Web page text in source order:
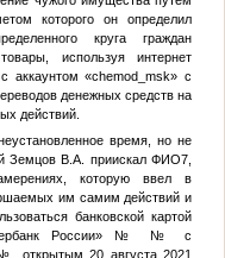
которого он определил
круга граждан
используя интернет
аккаунтом «chemod_msk» с
денежных средств на
действий.
время, но не
Земцов В.А. приискалФИО7
которую ввел в
им самим действий и
банковской картой
России» №
№
с
, открытым 20 августа 2021